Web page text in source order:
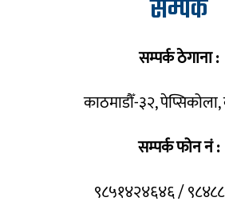
सम्पर्क
सम्पर्क ठेगाना :
काठमाडौँ-३२,
सम्पर्क फोन नं :
९८५१४२४६४६ /